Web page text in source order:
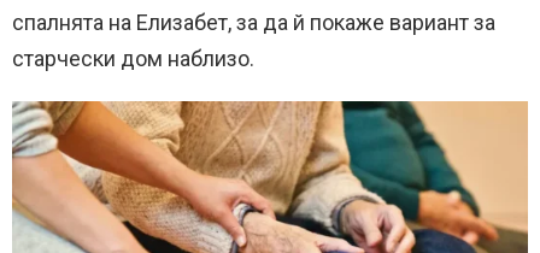
спалнята на Елизабет, за да й покаже вариант за
старчески дом наблизо.